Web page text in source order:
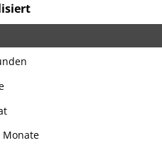
Monate